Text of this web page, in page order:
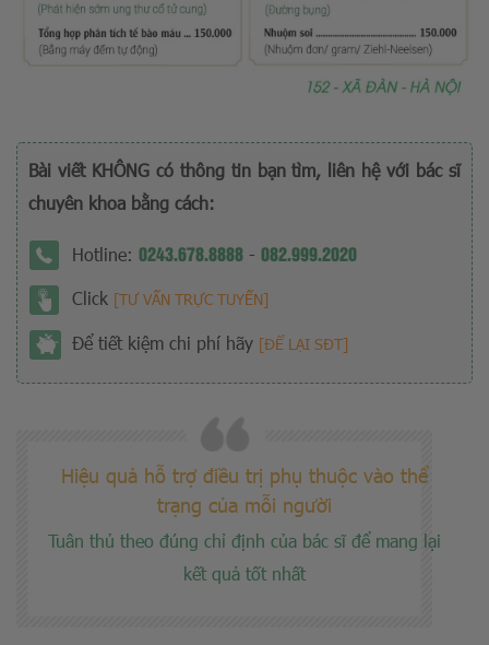
Bài viết KHÔNG có thông tin bạn tìm, liên hệ với bác sĩ
chuyên khoa bằng cách:
Hotline: 0243.678.8888 - 082.999.2020
Click [TƯ VẤN TRỰC TUYẾN]
Để tiết kiệm chi phí hãy [ĐỂ LẠI SĐT]
Hiệu quả hỗ trợ điều trị phụ thuộc vào thể
trạng của mỗi người
Tuân thủ theo đúng chỉ định của bác sĩ để mang lại
kết quả tốt nhất